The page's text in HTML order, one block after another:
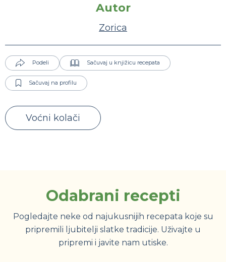
Autor
Zorica
Podeli Sačuvaj u knjižicu recepata
Sačuvaj na profilu
Voćni kolači
Odabrani recepti
Pogledajte neke od najukusnijih recepata koje su
pripremili ljubitelji slatke tradicije. Uživajte u
pripremi i javite nam utiske.